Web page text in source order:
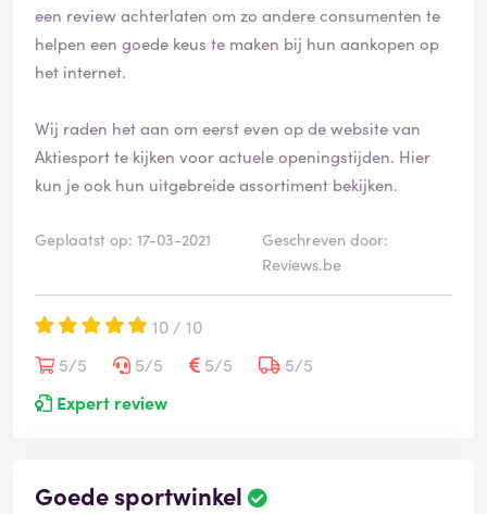
een review achterlaten om zo andere consumenten te
helpen een goede keus te maken bij hun aankopen op
het internet.
Wij raden het aan om eerst even op de website van
Aktiesport te kijken voor actuele openingstijden. Hier
kun je ook hun uitgebreide assortiment bekijken.
Geplaatst op: 17-03-2021
Geschreven door:
Reviews.be
10 / 10
5/5
5/5 5/5
5/5
Expert review
Goede sportwinkel